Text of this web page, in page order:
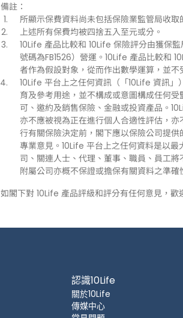
備註：
所顯示保費資料尚未包括保險業監管局收取
上述所有保費均被四捨五入至元或分。
10Life 產品比較和 10Life 保險評分由獲保
號碼為FB1526）營運。10Life 產品比較和
者作為假設對象，從而作出數學運算，並
10Life 平台上之任何資訊（「10Life 資訊
育及參考用途，並不構成或意圖構成任何
可、邀約及銷售保險、金融或投資產品。
亦不應被視為正在進行個人合適性評估，
行有關保險決定前，閣下應以保險公司提
專業意見。10Life 平台上之任何資料是以
司、關連人士、代理、董事、職員、員工
附屬公司亦概不保證或擔保有關資料之準確
如閣下對 10Life 產品評級和評分有任何意見，歡
認識10Life
關於10Life
傳媒中心